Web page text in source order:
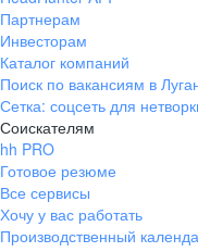
Где
Белая
вовремя
Полный
и
400 000+
закупок
Партнерам
Инвесторам
Каталог компаний
Поиск по вакансиям в
Сетка: соцсеть для
Соискателям
hh PRO
Готовое резюме
Все сервисы
Хочу у вас работать
Производственный